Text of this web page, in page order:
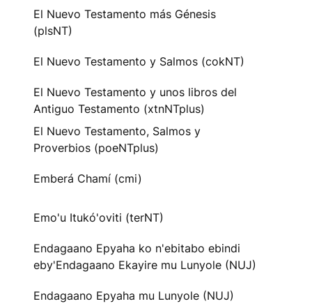
El Nuevo Testamento más Génesis
(plsNT)
El Nuevo Testamento y Salmos (cokNT)
El Nuevo Testamento y unos libros del
Antiguo Testamento (xtnNTplus)
El Nuevo Testamento, Salmos y
Proverbios (poeNTplus)
Emberá Chamí (cmi)
Emo'u Itukó'oviti (terNT)
Endagaano Epyaha ko n'ebitabo ebindi
eby'Endagaano Ekayire mu Lunyole (NUJ)
Endagaano Epyaha mu Lunyole (NUJ)